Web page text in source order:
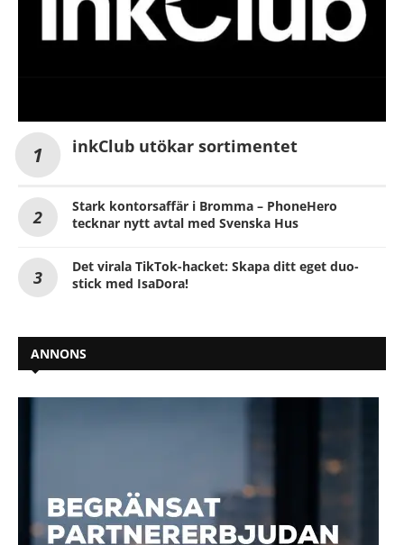
inkClub utökar sortimentet
Stark kontorsaffär i Bromma – PhoneHero
tecknar nytt avtal med Svenska Hus
Det virala TikTok-hacket: Skapa ditt eget duo-
stick med IsaDora!
ANNONS